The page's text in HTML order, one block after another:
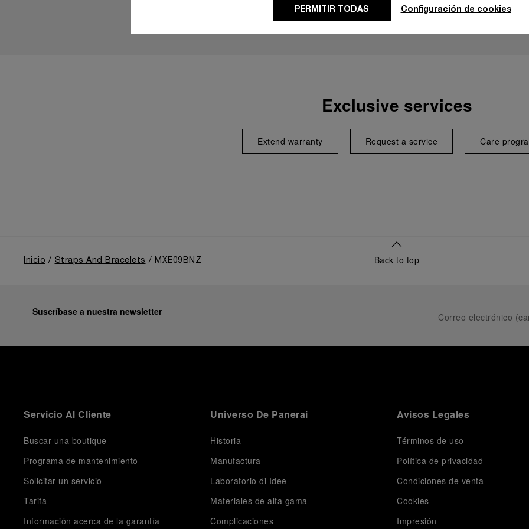
Exclusive services
Extend warranty Request a service Care
Inicio Straps And Bracelets MXE09BNZ Back to top
Suscríbase a nuestra newsletter
Servicio Al Cliente
Buscar una boutique
Programa de mantenimiento
Solicitar un servicio
Tarifa
Información acerca de la garantía
Universo De Panerai
Historia
Manufactura
Laboratorio di Idee
Materiales de alta gama
Complicaciones
Avisos Legales
Términos de uso
Política de privacidad
Condiciones de venta
Cookies
Impresión
PERMITIR TODAS Configuración de cookies